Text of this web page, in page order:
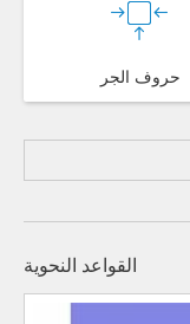
حروف الجر
القواعد النحوية